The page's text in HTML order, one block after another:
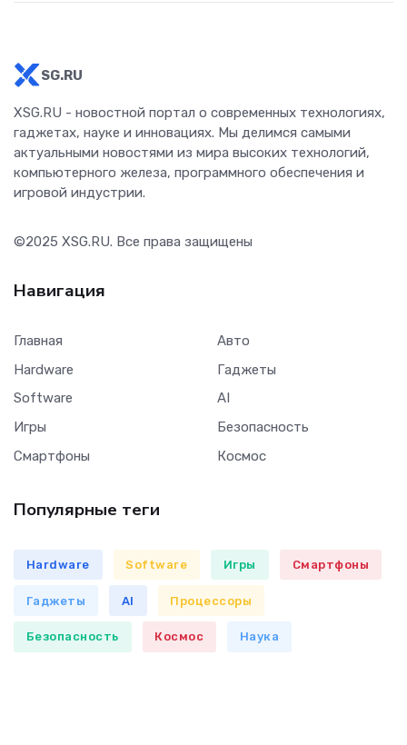
SG.RU
XSG.RU - новостной портал о современных технологиях,
гаджетах, науке и инновациях. Мы делимся самыми
актуальными новостями из мира высоких технологий,
компьютерного железа, программного обеспечения и
игровой индустрии.
©2025 XSG.RU. Все права защищены
Навигация
Главная
Hardware
Software
Игры
Смартфоны
Авто
Гаджеты
AI
Безопасность
Космос
Популярные теги
Hardware Software Игры Смартфоны
Гаджеты AI Процессоры
Безопасность Космос Наука